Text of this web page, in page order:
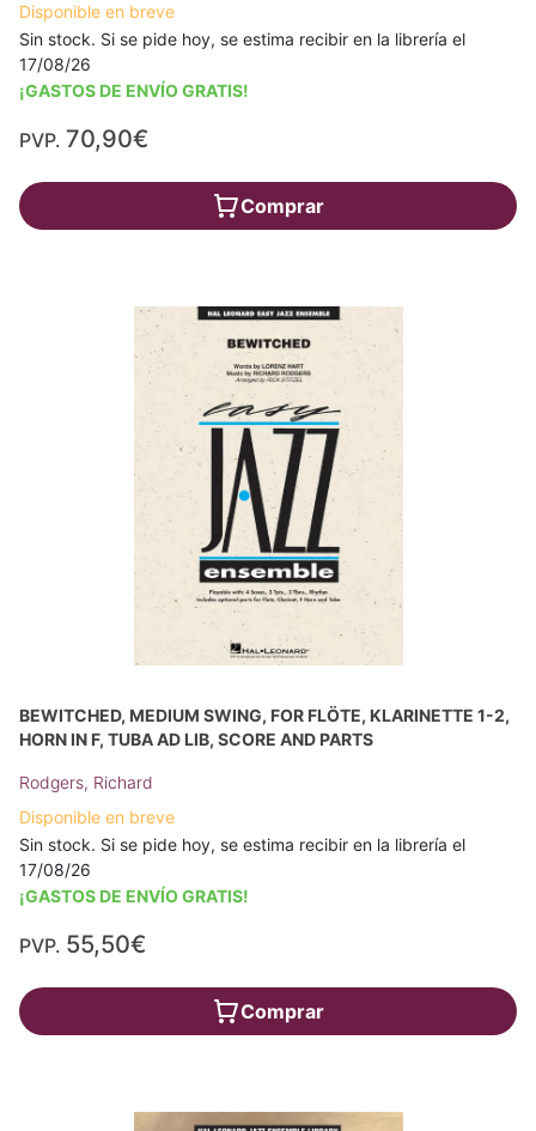
Disponible en breve
Sin stock. Si se pide hoy, se estima recibir en la librería el
17/08/26
¡GASTOS DE ENVÍO GRATIS!
PVP. 70,90€
Comprar
BEWITCHED, MEDIUM SWING, FOR FLÖTE, KLARINETTE 1-2,
HORN IN F, TUBA AD LIB, SCORE AND PARTS
Rodgers, Richard
Disponible en breve
Sin stock. Si se pide hoy, se estima recibir en la librería el
17/08/26
¡GASTOS DE ENVÍO GRATIS!
PVP. 55,50€
Comprar